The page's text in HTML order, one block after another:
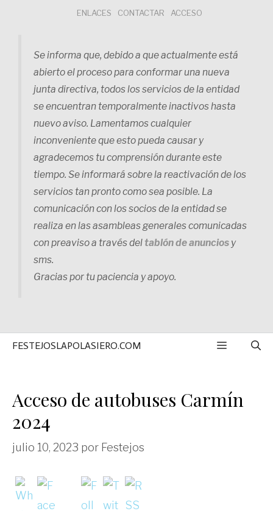
ENLACES CONTACTAR ACCESO
Se informa que, debido a que actualmente está
abierto el proceso para conformar una nueva
junta directiva, todos los servicios de la entidad
se encuentran temporalmente inactivos hasta
nuevo aviso. Lamentamos cualquier
inconveniente que esto pueda causar y
agradecemos tu comprensión durante este
tiempo. Se informará sobre la reactivación de los
servicios tan pronto como sea posible. La
comunicación con los socios de la entidad se
realiza en las asambleas generales comunicadas
con preaviso a través del tablón de anuncios y
sms.
Gracias por tu paciencia y apoyo.
FESTEJOSLAPOLASIERO.COM MENÚ
Acceso de autobuses Carmín
2024
julio 10, 2023 por Festejos